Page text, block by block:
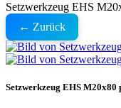
Setzwerkzeug EHS
← Zurück
Setzwerkzeug EHS M20x80